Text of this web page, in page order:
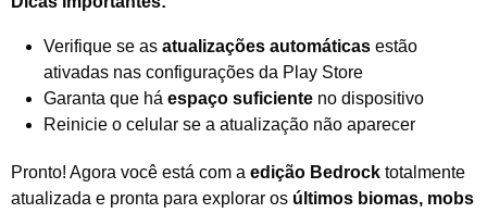
Verifique se as atualizações automáticas estão
ativadas nas configurações da Play Store
Garanta que há espaço suficiente no dispositivo
Reinicie o celular se a atualização não aparecer
Pronto! Agora você está com a edição Bedrock totalmente
atualizada e pronta para explorar os últimos biomas, mobs